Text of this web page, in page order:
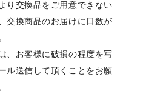
り交換品をご用意できない
交換商品のお届けに日数が
、お客様に破損の程度を写
ル送信して頂くことをお願